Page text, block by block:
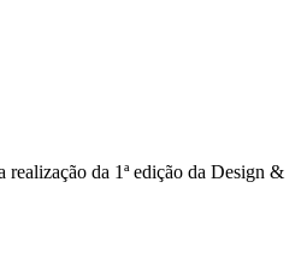
realização da 1ª edição da Design &